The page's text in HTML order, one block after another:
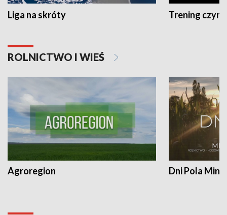
Liga na skróty Trening czyni
ROLNICTWO I WIEŚ
Agroregion Dni Pola